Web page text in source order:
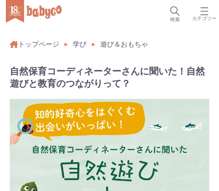
検索 カテゴリー
トップページ 学び 遊び＆おもちゃ
自然保育コーディネーターさんに聞いた！自然
遊びと教育のつながりって？